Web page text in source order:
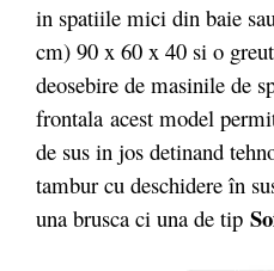
in spatiile mici din baie
cm) 90 x 60 x 40 si o
deosebire de masinile de
frontala acest model
de sus in jos detinand
tambur cu deschidere în
una brusca ci una de tip